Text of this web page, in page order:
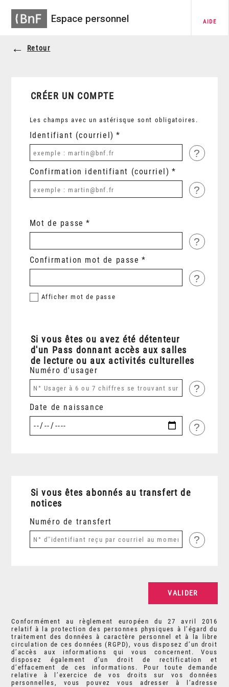
Espace personnel AIDE
Retour
CRÉER UN COMPTE
Les champs avec un astérisque sont obligatoires.
Identifiant (courriel)
?
Confirmation identifiant (courriel)
?
Mot de passe
?
Confirmation mot de passe
?
Afficher mot de passe
Si vous êtes ou avez été détenteur
d'un Pass donnant accès aux salles
de lecture ou aux activités culturelles
Numéro d'usager
?
Date de naissance
?
Si vous êtes abonnés au transfert de
notices
Numéro de transfert
?
Conformément au règlement européen du 27 avril 2016
relatif à la protection des personnes physiques à l’égard du
traitement des données à caractère personnel et à la libre
circulation de ces données (RGPD), vous disposez d’un droit
d’accès aux informations qui vous concernent. Vous
disposez également d’un droit de rectification et
d’effacement de ces informations. Pour toute demande
relative à l’exercice de vos droits sur vos données
personnelles, vous pouvez vous adresser à l’adresse